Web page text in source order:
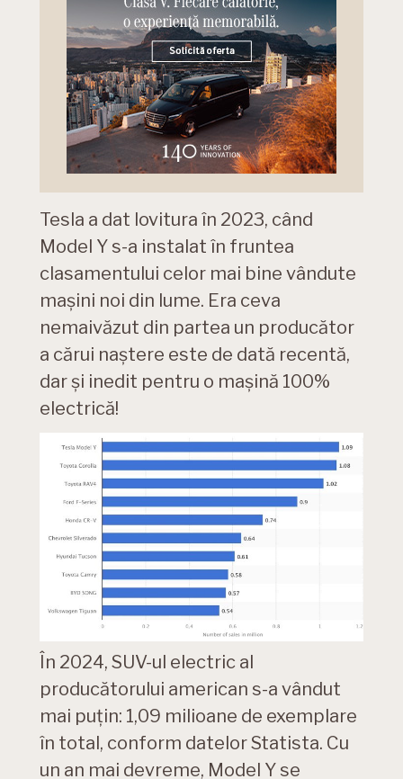
Tesla a dat lovitura în 2023, când
Model Y s-a instalat în fruntea
clasamentului celor mai bine vândute
mașini noi din lume. Era ceva
nemaivăzut din partea un producător
a cărui naștere este de dată recentă,
dar și inedit pentru o mașină 100%
electrică!
În 2024, SUV-ul electric al
producătorului american s-a vândut
mai puțin: 1,09 milioane de exemplare
în total, conform datelor Statista. Cu
un an mai devreme, Model Y se